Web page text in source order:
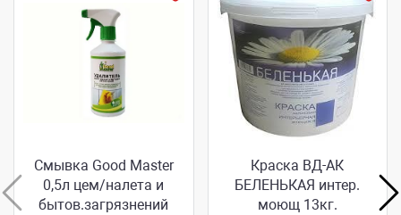
Смывка Good Master
0,5л цем/налета и
бытов.загрязнений
Краска ВД-АК
БЕЛЕНЬКАЯ интер.
моющ 13кг.